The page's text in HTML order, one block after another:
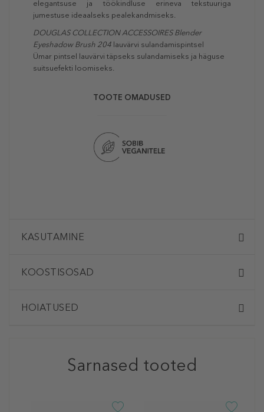
elegantsuse ja töökindluse erineva tekstuuriga
jumestuse ideaalseks pealekandmiseks.
DOUGLAS COLLECTION ACCESSOIRES Blender
Eyeshadow Brush 204 lauvärvi sulandamispintsel
Ümar pintsel lauvärvi täpseks sulandamiseks ja häguse
suitsuefekti loomiseks.
TOOTE OMADUSED
KASUTAMINE
KOOSTISOSAD
HOIATUSED
Sarnased tooted